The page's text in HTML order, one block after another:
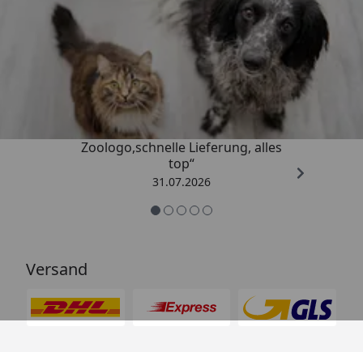
Trusted Shops
4,74/ 5
„Gute Erfahrung mit
Zoologo,schnelle Lieferung, alles
top“
31.07.2026
Versand